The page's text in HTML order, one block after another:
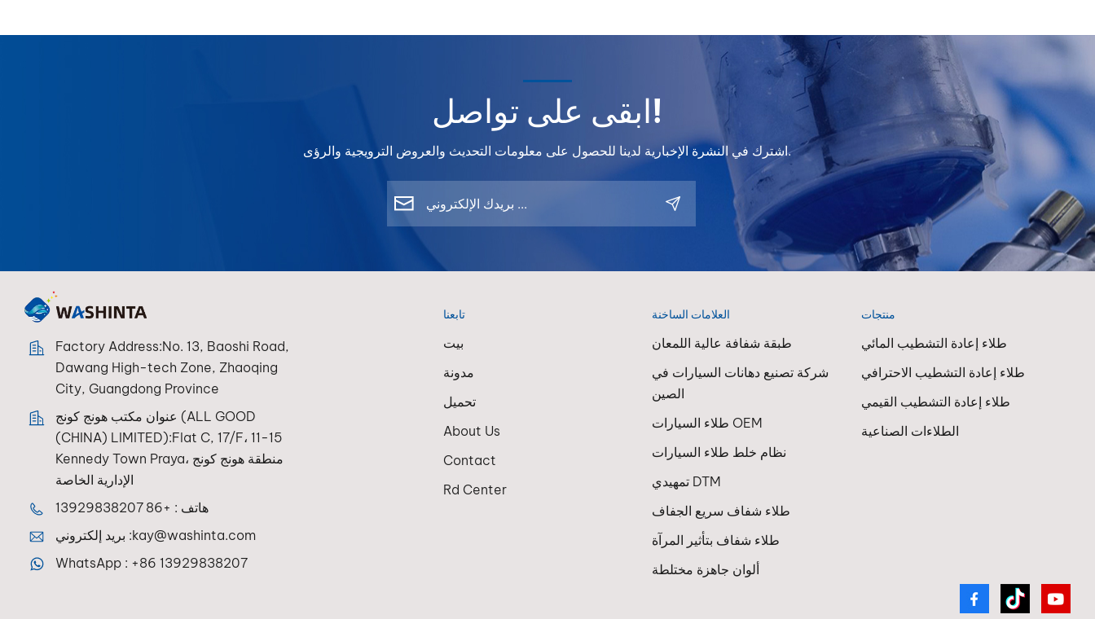
ابقى على تواصل!
اشترك في النشرة الإخبارية لدينا للحصول على معلومات التحديث والعروض الترويجية والرؤى.
Factory Address:No. 13, Baoshi Road,
Dawang High-tech Zone, Zhaoqing
City, Guangdong Province
عنوان مكتب هونج كونج (ALL GOOD
(CHINA) LIMITED):Flat C, 17/F، 11-15
Kennedy Town Praya، منطقة هونج كونج
الإدارية الخاصة
هاتف : +86 13929838207
بريد إلكتروني :kay@washinta.com
WhatsApp : +86 13929838207
منتجات
طلاء إعادة التشطيب المائي
طلاء إعادة التشطيب الاحترافي
طلاء إعادة التشطيب القيمي
الطلاءات الصناعية
العلامات الساخنة
طبقة شفافة عالية اللمعان
شركة تصنيع دهانات السيارات في
الصين
طلاء السيارات OEM
نظام خلط طلاء السيارات
تمهيدي DTM
طلاء شفاف سريع الجفاف
طلاء شفاف بتأثير المرآة
ألوان جاهزة مختلطة
تابعنا
بيت
مدونة
تحميل
About Us
Contact
Rd Center